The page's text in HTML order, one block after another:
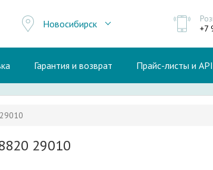
Новосибирск +7
Гарантия и возврат Прайс-листы и API
29010